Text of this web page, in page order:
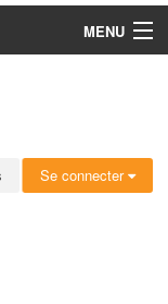
MENU
Se connecter